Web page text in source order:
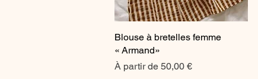
Aperçu rapide
Blouse à bretelles femme
« Armand»
À partir de 50,00 €
Prix promotionnel